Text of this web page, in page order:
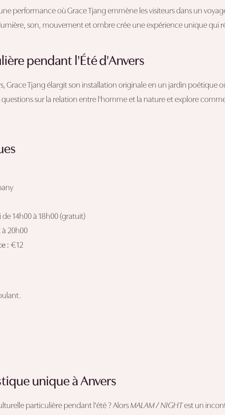
performance où Grace Tjang emmène les visiteurs dans un
son, mouvement et ombre crée une expérience unique qui
pendant l'Été d'Anvers
Grace Tjang élargit son installation originale en un jardin poétique
sur la relation entre l'homme et la nature et explore
14h00 à 18h00 (gratuit)
20h00
: €12
unique à Anvers
particulière pendant l'été ? AlorsMALAM / NIGHTest un